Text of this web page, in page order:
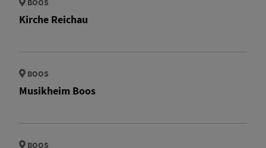
BOOS
Kirche Reichau
BOOS
Musikheim Boos
BOOS